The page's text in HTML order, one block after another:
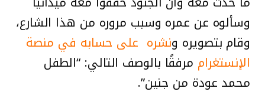
وسألوه عن عمره وسبب مروره من هذا الشارع،
وقام بتصويره ونشره على حسابه في منصة
الإنستغرام مرفقًا بالوصف التالي: “الطفل
محمد عودة من جنين”.